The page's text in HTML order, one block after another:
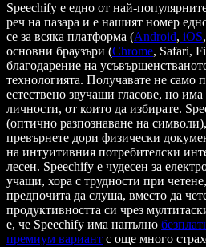
Speechify е едно от най-
реч на пазара и е нашият номер
се за всяка платформа (Android, iOS
основни браузъри (Chrome, Safari,
благодарение на
технологията. Получавате не само
естествено звучащи гласове, но
личности, от които да избирате.
(оптично разпознаване на
превърнете дори физически
на интуитивния потребителски
лесен. Speechify е чудесен за
учащи, хора с трудности при
предпочита да слуша, вместо да
продуктивността си чрез
е, че Speechify има напълно
премиум вариант с още много